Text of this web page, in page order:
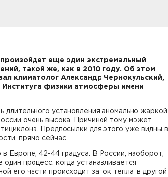
еще один экстремальный
такой же, как в 2010 году. Об этом
климатолог Александр Чернокульский,
физики атмосферы имени
длительного установления аномально жаркой
очень высока. Причиной тому может
Предпосылки для этого уже видны в
прямо сейчас.
Европе, 42-44 градуса. В России, наоборот,
один процесс: когда устанавливается
его части происходит заток тепла, в другой